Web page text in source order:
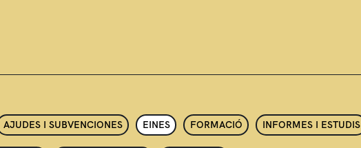
AJUDES I SUBVENCIONES EINES FORMACIÓ INFORMES I ESTUDIS